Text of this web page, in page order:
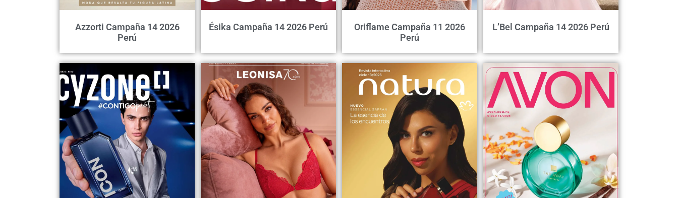
Azzorti Campaña 14 2026
Perú
Ésika Campaña 14 2026 Perú
Oriflame Campaña 11 2026
Perú
L’Bel Campaña 14 2026 Perú